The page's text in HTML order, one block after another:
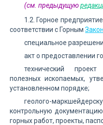
(см. предыдущую
1.2. Горное
соответствии с Горным
специальное
акт о предоставлении
технический
полезных ископаемых,
установленном порядке;
геолого-
контрольную
горных работ, проекты,